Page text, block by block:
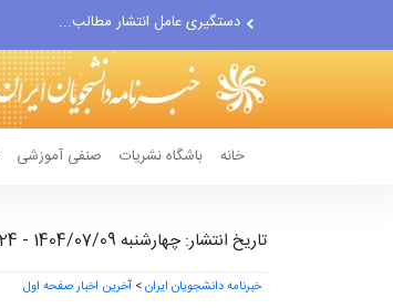
مواضع مزدوران سعودی را با...
ضربه مغزی بیش از ۷۰۰ نظامی...
خانه باشگاه نشریات صنفی آموزشی
تاریخ انتشار: چهارشنبه 1404/07/09 - 12:24
خبرنامه دانشجویان ایران> آخرین اخبار صفحه اول